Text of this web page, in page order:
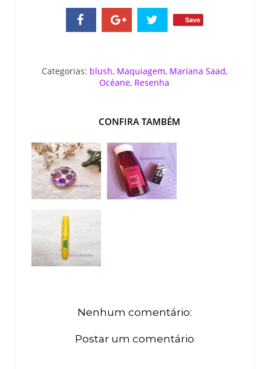
Save
Categorias: blush, Maquiagem, Mariana Saad,
Océane, Resenha
CONFIRA TAMBÉM
Nenhum comentário:
Postar um comentário